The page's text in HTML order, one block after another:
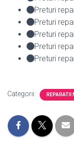
Preturi
Preturi
Preturi
Preturi
Preturi
Categorii: REPARATII